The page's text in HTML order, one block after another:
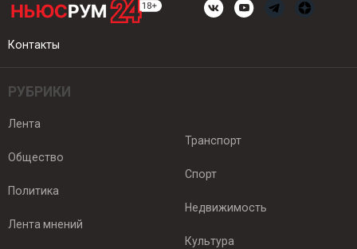
Контакты
РУБРИКИ
Лента
Общество
Политика
Лента мнений
Транспорт
Спорт
Недвижимость
Культура